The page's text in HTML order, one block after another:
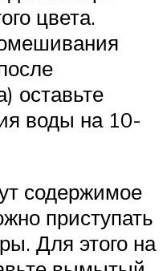
цвета.
оставьте
воды на 10-
содержимое
приступать
Для этого на